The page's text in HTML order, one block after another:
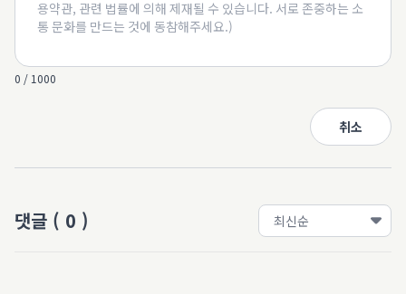
0 / 1000
취소
댓글 ( 0 )